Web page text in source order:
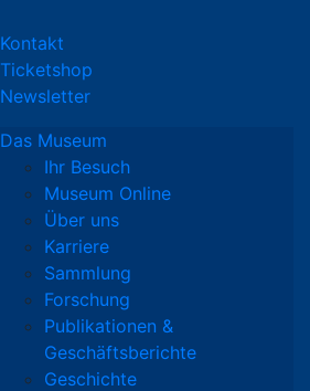
Kontakt
Ticketshop
Newsletter
Das Museum
Ihr Besuch
Museum Online
Über uns
Karriere
Sammlung
Forschung
Publikationen &
Geschäftsberichte
Geschichte